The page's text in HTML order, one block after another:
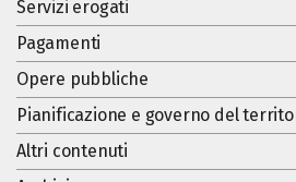
Servizi erogati
Pagamenti
Opere pubbliche
Pianificazione e governo del
Altri contenuti